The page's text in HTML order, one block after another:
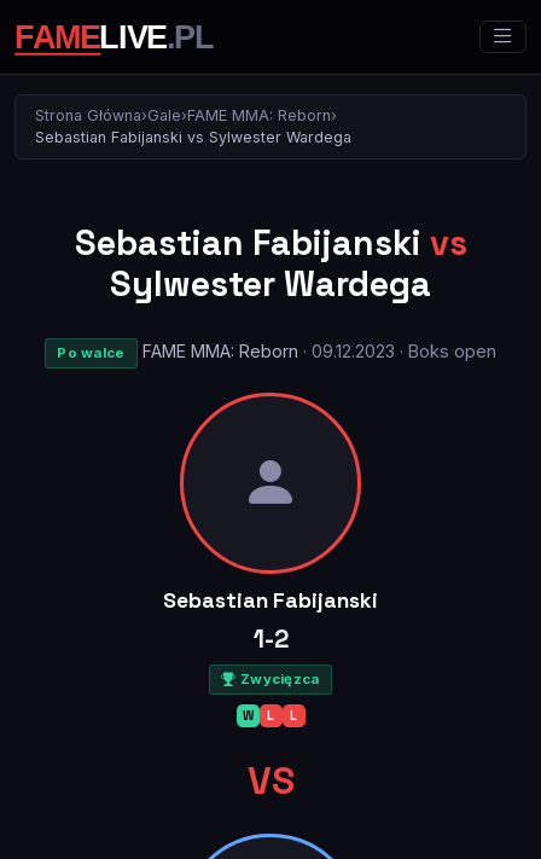
Strona Główna›Gale›FAME MMA: Reborn›
Sebastian Fabijanski vs Sylwester Wardega
Sebastian Fabijanski vs
Sylwester Wardega
Po walce FAME MMA: Reborn · 09.12.2023 · Boks open
Sebastian Fabijanski
1-2
Zwycięzca
W L L
VS